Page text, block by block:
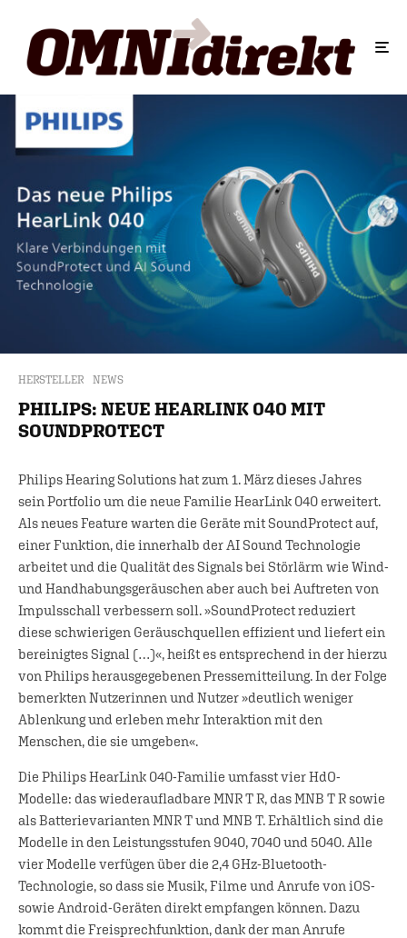
HERSTELLER NEWS
PHILIPS: NEUE HEARLINK 040 MIT
SOUNDPROTECT
Philips Hearing Solutions hat zum 1. März dieses Jahres
sein Portfolio um die neue Familie HearLink 040 erweitert.
Als neues Feature warten die Geräte mit SoundProtect auf,
einer Funktion, die innerhalb der AI Sound Technologie
arbeitet und die Qualität des Signals bei Störlärm wie Wind-
und Handhabungsgeräuschen aber auch bei Auftreten von
Impulsschall verbessern soll. »SoundProtect reduziert
diese schwierigen Geräuschquellen effizient und liefert ein
bereinigtes Signal (…)«, heißt es entsprechend in der hierzu
von Philips herausgegebenen Pressemitteilung. In der Folge
bemerkten Nutzerinnen und Nutzer »deutlich weniger
Ablenkung und erleben mehr Interaktion mit den
Menschen, die sie umgeben«.
Die Philips HearLink 040-Familie umfasst vier HdO-
Modelle: das wiederaufladbare MNR T R, das MNB T R sowie
als Batterievarianten MNR T und MNB T. Erhältlich sind die
Modelle in den Leistungsstufen 9040, 7040 und 5040. Alle
vier Modelle verfügen über die 2,4 GHz-Bluetooth-
Technologie, so dass sie Musik, Filme und Anrufe von iOS-
sowie Android-Geräten direkt empfangen können. Dazu
kommt die Freisprechfunktion, dank der man Anrufe